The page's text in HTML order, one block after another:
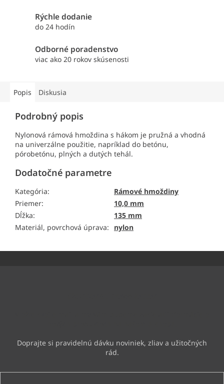
Rýchle dodanie
do 24 hodín
Odborné poradenstvo
viac ako 20 rokov skúsenosti
Popis Diskusia
Podrobný popis
Nylonová rámová hmoždina s hákom je pružná a vhodná
na univerzálne použitie, napríklad do betónu,
pórobetónu, plných a dutých tehál.
Dodatočné parametre
Kategória:
Rámové hmoždiny
Priemer:
10,0 mm
Dĺžka:
135 mm
Materiál, povrchová úprava: nylon